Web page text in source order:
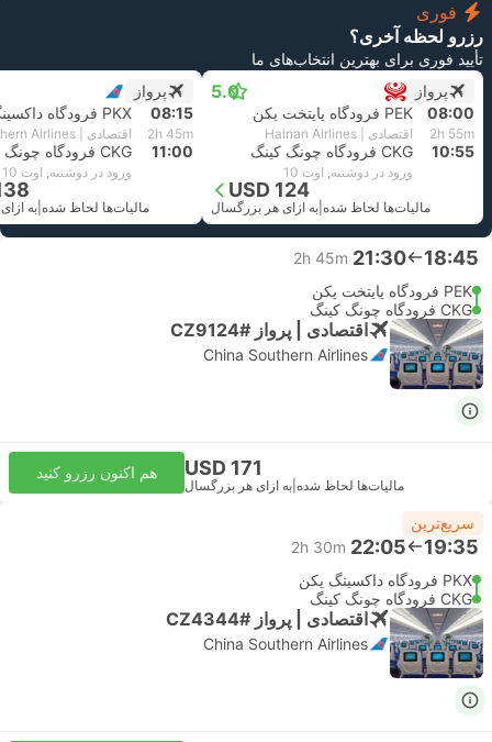
فوری
رزرو لحظه آخری؟
تأیید فوری برای بهترین انتخاب‌های ما
پرواز
5.0
08:00 PEK فرودگاه پایتخت پکن
2h 55m اقتصادی | Hainan Airlines
10:55 CKG فرودگاه چونگ کینگ
ورود در دوشنبه, اوت 10
USD 124
مالیات‌ها لحاظ شده به ازای هر بزرگسال
پرواز
08:15
PKX فرودگاه داکسینگ پکن
2h 45m اقتصادی | China Southern Airlines
11:00 CKG فرودگاه چونگ کینگ
ورود در دوشنبه, اوت 10
مالیات‌ها لحاظ شده به
18:45
21:30
2h 45m
PEK فرودگاه پایتخت پکن
CKG فرودگاه چونگ کینگ
اقتصادی | پرواز #CZ9124
China Southern Airlines
USD 171
مالیات‌ها لحاظ شده به ازای هر بزرگسال
هم اکنون رزرو کنید
سریع‌ترین
19:35
22:05
2h 30m
PKX فرودگاه داکسینگ پکن
CKG فرودگاه چونگ کینگ
اقتصادی | پرواز #CZ4344
China Southern Airlines